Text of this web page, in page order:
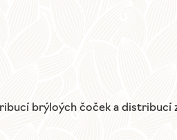
brýloých čoček a